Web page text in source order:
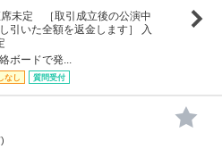
未定 ［取引成立後の公演中
引いた全額を返金します］ 入
ボードで発...
なし 質問受付